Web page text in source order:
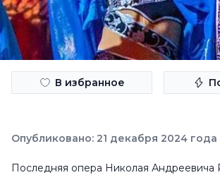
В избранное
Опубликовано: 21 декабря 2024 года
Последняя опера Николая Андреевича